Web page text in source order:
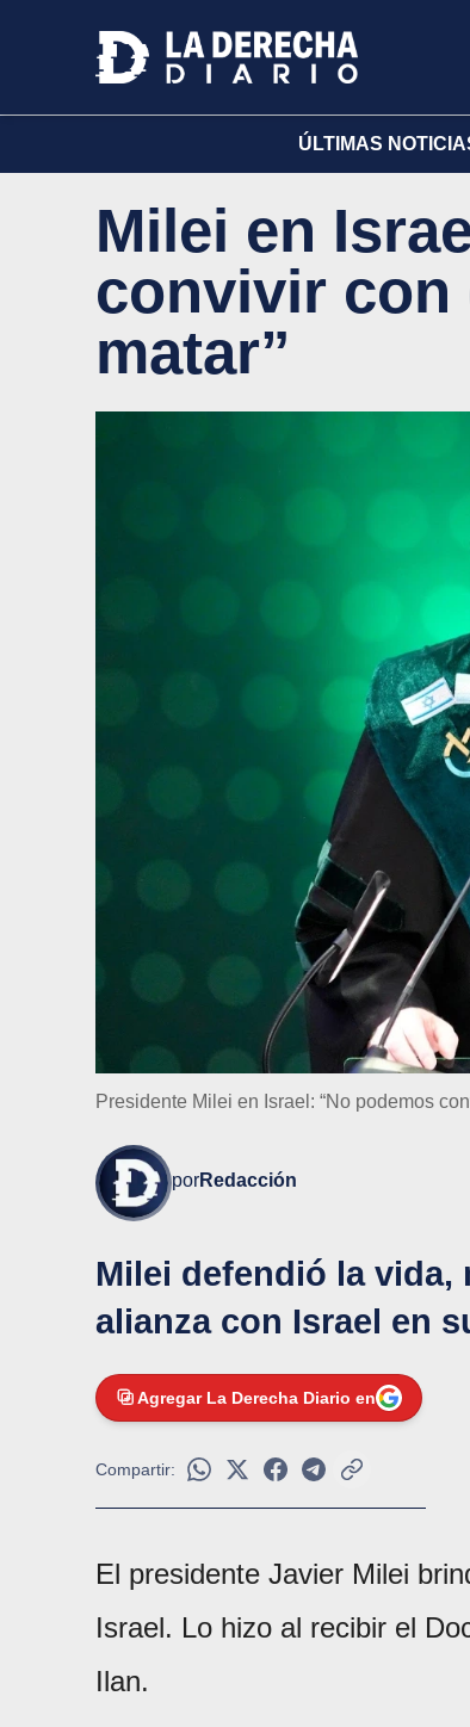
ÚLTIMAS
Milei en
convivir con
matar”
Presidente Milei en Israel: “No podemos
porRedacción
Milei defendió la
alianza con Israel en
Agregar La Derecha Diario en
Compartir:
El presidente Javier Milei
Israel. Lo hizo al recibir el
Ilan.